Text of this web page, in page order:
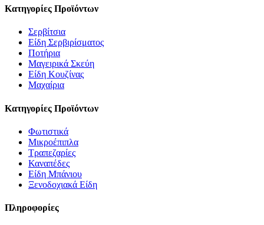
Κατηγορίες Προϊόντων
Σερβίτσια
Είδη Σερβιρίσματος
Ποτήρια
Μαγειρικά Σκεύη
Είδη Κουζίνας
Μαχαίρια
Κατηγορίες Προϊόντων
Φωτιστικά
Μικροέπιπλα
Τραπεζαρίες
Καναπέδες
Είδη Μπάνιου
Ξενοδοχιακά Είδη
Πληροφορίες